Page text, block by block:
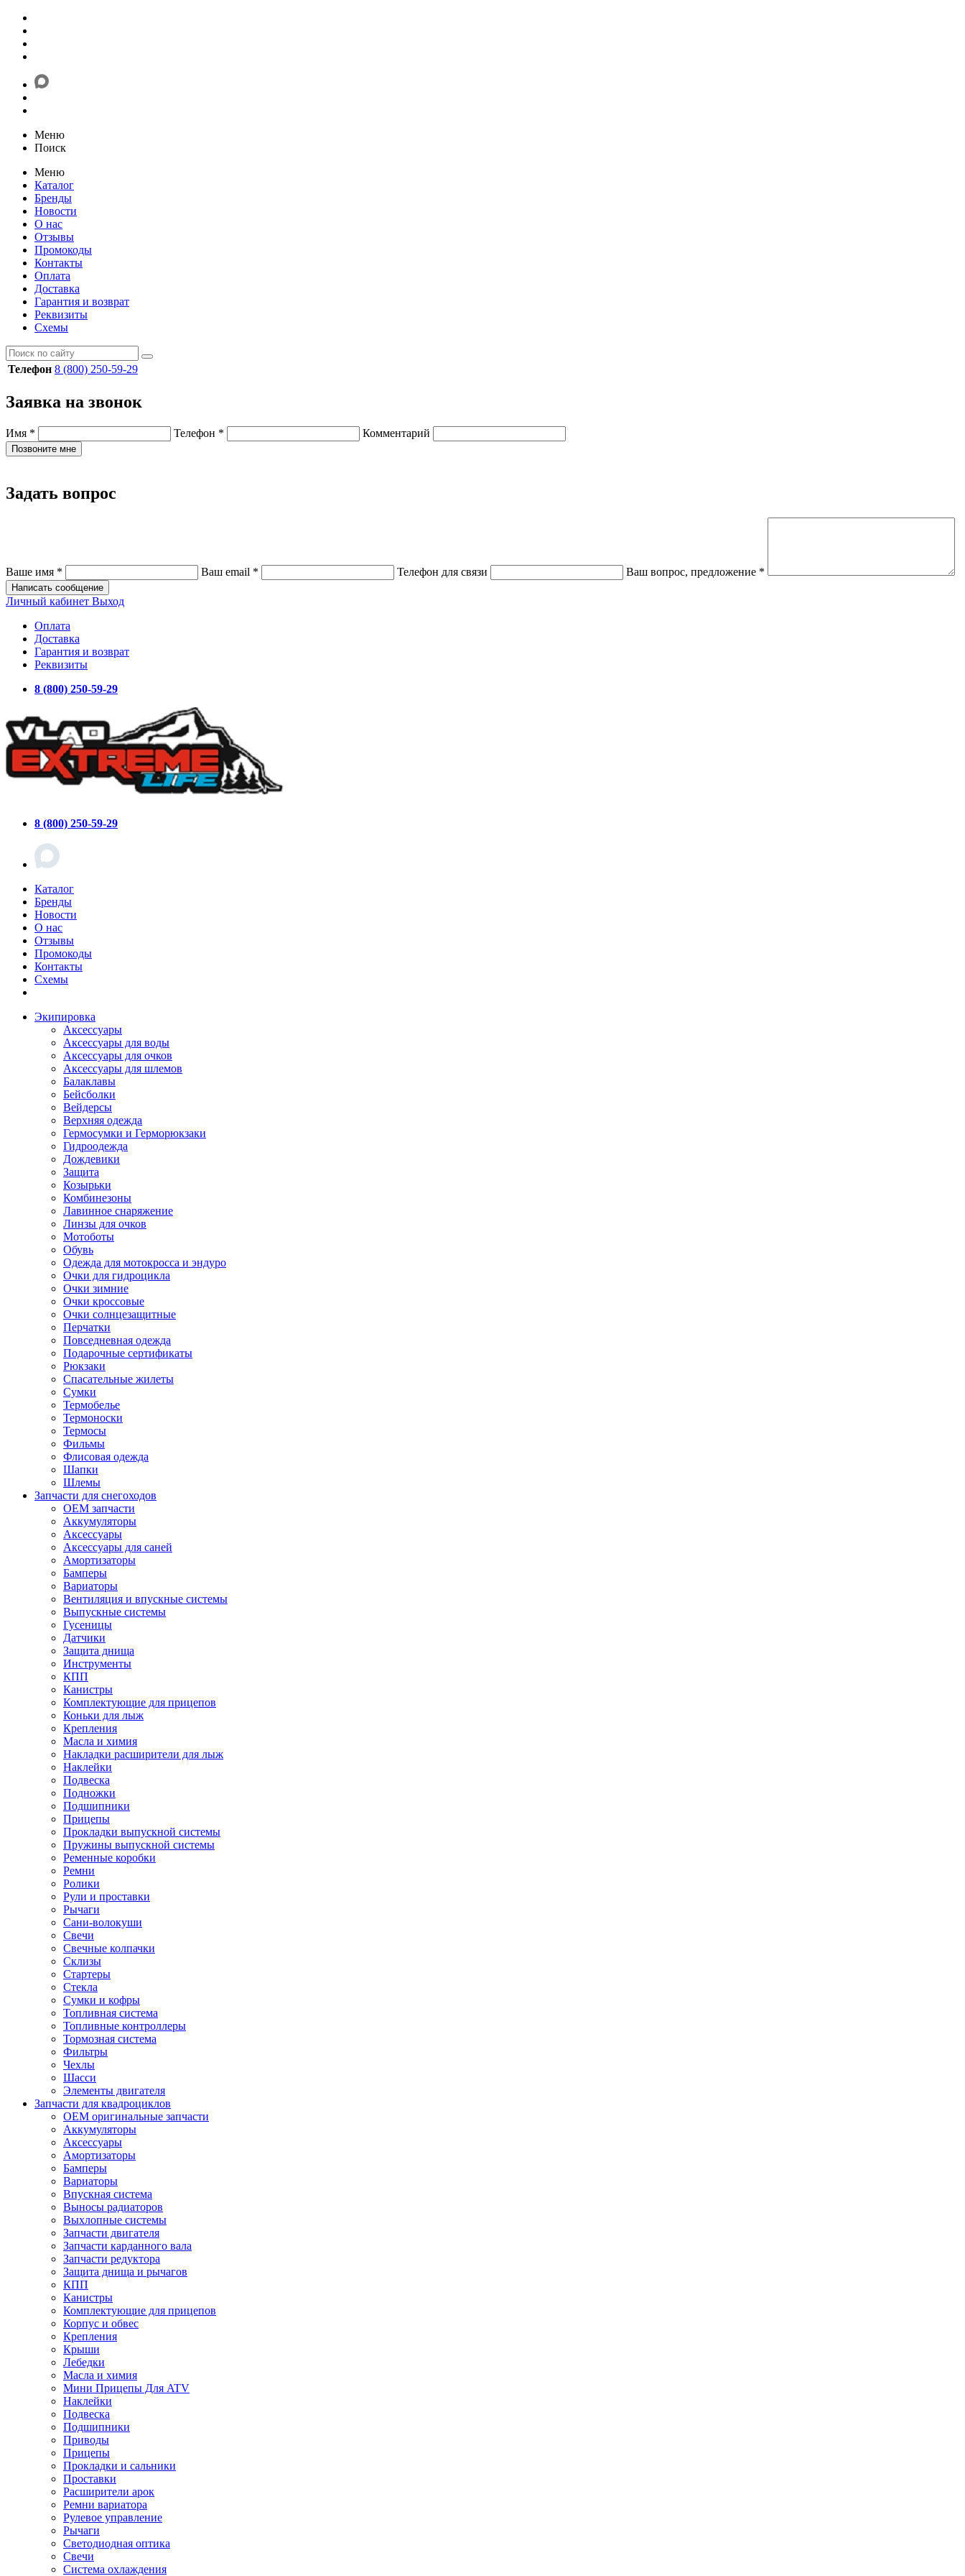
Меню
Поиск
Меню
Каталог
Бренды
Новости
О нас
Отзывы
Промокоды
Контакты
Оплата
Доставка
Гарантия и возврат
Реквизиты
Схемы
Телефон 8 (800) 250-59-29
Заявка на звонок
Имя * Телефон * Комментарий
Позвоните мне
Задать вопрос
Ваше имя * Ваш email * Телефон для связи Ваш вопрос, предложение *
Написать сообщение
Личный кабинет Выход
Оплата
Доставка
Гарантия и возврат
Реквизиты
8 (800) 250-59-29
8 (800) 250-59-29
Каталог
Бренды
Новости
О нас
Отзывы
Промокоды
Контакты
Схемы
Экипировка
Аксессуары
Аксессуары для воды
Аксессуары для очков
Аксессуары для шлемов
Балаклавы
Бейсболки
Вейдерсы
Верхняя одежда
Гермосумки и Герморюкзаки
Гидроодежда
Дождевики
Защита
Козырьки
Комбинезоны
Лавинное снаряжение
Линзы для очков
Мотоботы
Обувь
Одежда для мотокросса и эндуро
Очки для гидроцикла
Очки зимние
Очки кроссовые
Очки солнцезащитные
Перчатки
Повседневная одежда
Подарочные сертификаты
Рюкзаки
Спасательные жилеты
Сумки
Термобелье
Термоноски
Термосы
Фильмы
Флисовая одежда
Шапки
Шлемы
Запчасти для снегоходов
OEM запчасти
Аккумуляторы
Аксессуары
Аксессуары для саней
Амортизаторы
Бамперы
Вариаторы
Вентиляция и впускные системы
Выпускные системы
Гусеницы
Датчики
Защита днища
Инструменты
КПП
Канистры
Комплектующие для прицепов
Коньки для лыж
Крепления
Масла и химия
Накладки расширители для лыж
Наклейки
Подвеска
Подножки
Подшипники
Прицепы
Прокладки выпускной системы
Пружины выпускной системы
Ременные коробки
Ремни
Ролики
Рули и проставки
Рычаги
Сани-волокуши
Свечи
Свечные колпачки
Склизы
Стартеры
Стекла
Сумки и кофры
Топливная система
Топливные контроллеры
Тормозная система
Фильтры
Чехлы
Шасси
Элементы двигателя
Запчасти для квадроциклов
OEM оригинальные запчасти
Аккумуляторы
Аксессуары
Амортизаторы
Бамперы
Вариаторы
Впускная система
Выносы радиаторов
Выхлопные системы
Запчасти двигателя
Запчасти карданного вала
Запчасти редуктора
Защита днища и рычагов
КПП
Канистры
Комплектующие для прицепов
Корпус и обвес
Крепления
Крыши
Лебедки
Масла и химия
Мини Прицепы Для ATV
Наклейки
Подвеска
Подшипники
Приводы
Прицепы
Прокладки и сальники
Проставки
Расширители арок
Ремни вариатора
Рулевое управление
Рычаги
Светодиодная оптика
Свечи
Система охлаждения